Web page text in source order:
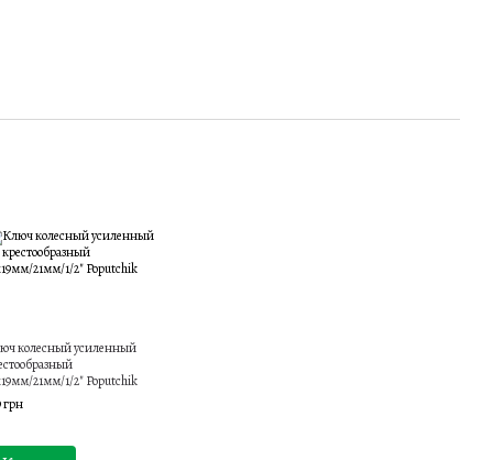
колесный усиленный
21мм/1/2" Poputchik
грн